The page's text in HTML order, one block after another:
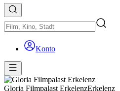
Konto
Gloria Filmpalast ErkelenzErkelenz